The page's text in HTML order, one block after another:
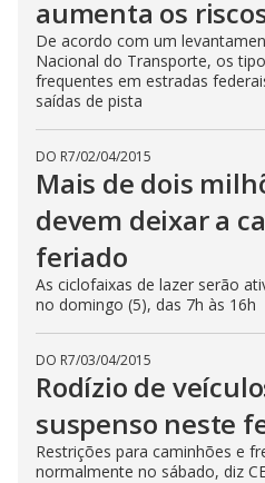
aumenta os
De acordo com um
Nacional do Transporte, os
frequentes em estradas
saídas de pista
DO R7/02/04/2015
Mais de dois
devem deixar a
feriado
As ciclofaixas de lazer serão
no domingo (5), das 7h às 16h
DO R7/03/04/2015
Rodízio de
suspenso neste
Restrições para caminhões e
normalmente no sábado, diz